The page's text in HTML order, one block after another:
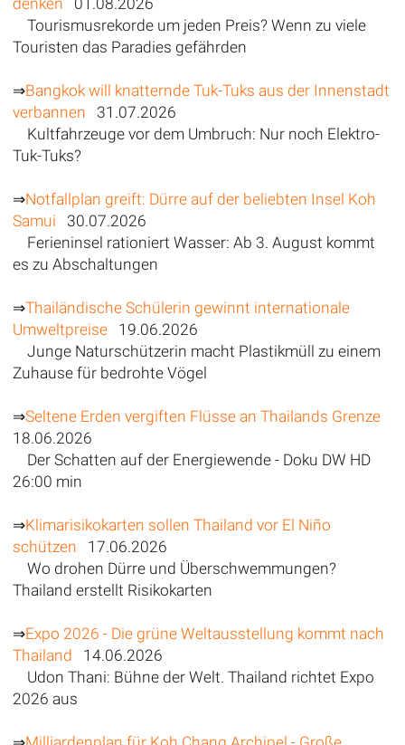
Tourismusrekorde um jeden Preis? Wenn zu viele
Touristen das Paradies gefährden
⇒Bangkok will knatternde Tuk-Tuks aus der Innenstadt
verbannen 31.07.2026
Kultfahrzeuge vor dem Umbruch: Nur noch Elektro-
Tuk-Tuks?
⇒Notfallplan greift: Dürre auf der beliebten Insel Koh
Samui 30.07.2026
Ferieninsel rationiert Wasser: Ab 3. August kommt
es zu Abschaltungen
⇒Thailändische Schülerin gewinnt internationale
Umweltpreise19.06.2026
Junge Naturschützerin macht Plastikmüll zu einem
Zuhause für bedrohte Vögel
⇒Seltene Erden vergiften Flüsse an Thailands Grenze
18.06.2026
Der Schatten auf der Energiewende - Doku DW HD
26:00 min
⇒Klimarisikokarten sollen Thailand vor El Niño
schützen 17.06.2026
Wo drohen Dürre und Überschwemmungen?
Thailand erstellt Risikokarten
⇒Expo 2026 - Die grüne Weltausstellung kommt nach
Thailand 14.06.2026
Udon Thani: Bühne der Welt. Thailand richtet Expo
2026 aus